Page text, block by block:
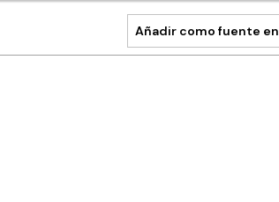
Añadir como fuente en